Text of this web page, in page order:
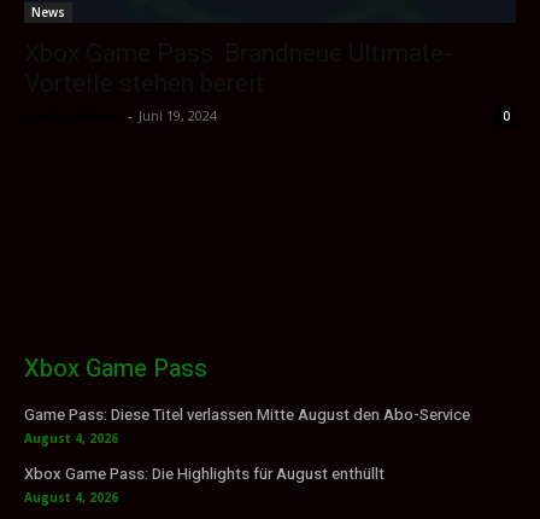
News
- Juni 19, 2024 0
Xbox Game Pass
Game Pass: Diese Titel verlassen Mitte August den Abo-Service
August 4, 2026
Xbox Game Pass: Die Highlights für August enthüllt
August 4, 2026